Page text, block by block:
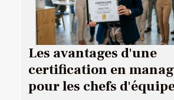
Les avantages d'une
certification en
pour les chefs